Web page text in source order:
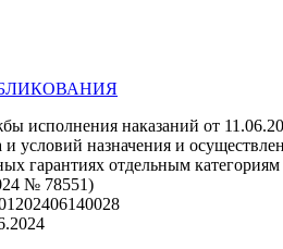
исполнения наказаний от
условий назначения и
гарантиях отдельным
№ 78551)